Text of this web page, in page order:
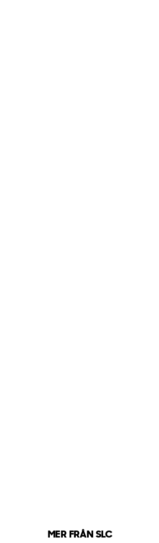
MER FRÅN SLC